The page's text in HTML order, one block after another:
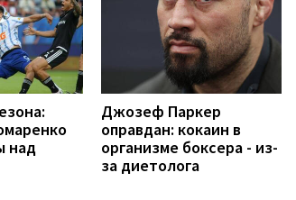
над
Джозеф Паркер
оправдан: кокаин в
организме боксера - из-
за диетолога